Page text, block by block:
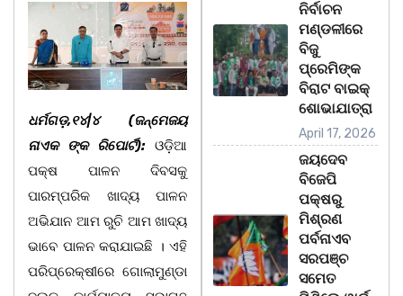
ଧର୍ମଗଡ଼,୧୪|୪ (ଜନ୍ମେଜୟ
ନାଏକ ଙ୍କ ରିପୋର୍ଟ):ଓଡ଼ିଆ
ପକ୍ଷ ପାଳନ ଦିବସକୁ
ପାରମ୍ପରିକ ଖାଦ୍ୟ ପାଳନ
ଅଭିଯାନ ଆମ ରୁଚି ଆମ ଖାଦ୍ୟ
ଭାବେ ପାଳନ କରାଯାଇଛି । ଏହି
ପରିପ୍ରେକ୍ଷୀରେ ଗୋଲାମୁଣ୍ଡା
ନିର୍ବାଚନ
ମଣ୍ଡଳୀରେ
ବିଜୁ
ପ୍ରେମିଙ୍କ
ବିରାଟ ବାଇକ୍
ଶୋଭାଯାତ୍ରା
April 17, 2026
ଜୟଦେବ
ବିଜେପି
ପକ୍ଷରୁ
ମିଶ୍ରଣ
ପର୍ବନାଏବ
ସରପଞ୍ଚ
ସମେତ